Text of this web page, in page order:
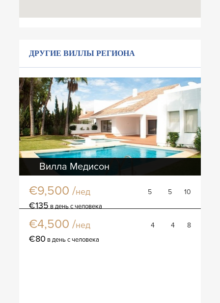
ДРУГИЕ ВИЛЛЫ РЕГИОНА
Вилла Медисон
€9,500 /нед 5 5 10
€135 в день с человека
Вилла Веларис
€4,500 /нед 4 4 8
€80 в день с человека